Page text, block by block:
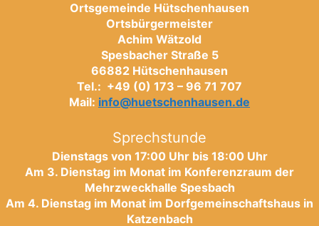
Ortsgemeinde Hütschenhausen
Ortsbürgermeister
Achim Wätzold
Spesbacher Straße 5
66882 Hütschenhausen
Tel.: +49 (0) 173 – 96 71 707
Mail: info@huetschenhausen.de
Sprechstunde
Dienstags von 17:00 Uhr bis 18:00 Uhr
Am 3. Dienstag im Monat im Konferenzraum der
Mehrzweckhalle Spesbach
Am 4. Dienstag im Monat im Dorfgemeinschaftshaus in
Katzenbach